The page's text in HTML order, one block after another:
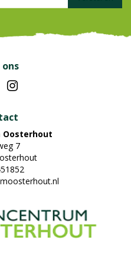
Oosterhout
7